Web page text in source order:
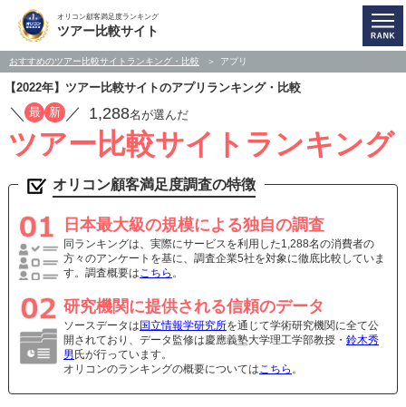
オリコン顧客満足度ランキング
ツアー比較サイト
おすすめのツアー比較サイトランキング・比較 アプリ
【2022年】ツアー比較サイトのアプリランキング・比較
／ 最 新 ／ 1,288名が選んだ
ツアー比較サイトランキング
オリコン顧客満足度調査の特徴
日本最大級の規模による独自の調査
同ランキングは、実際にサービスを利用した1,288名の消費者の
方々のアンケートを基に、調査企業5社を対象に徹底比較していま
す。調査概要はこちら 。
研究機関に提供される信頼のデータ
ソースデータは 国立情報学研究所を通じて学術研究機関に全て公
開されており、データ監修は慶應義塾大学理工学部教授・ 鈴木秀
男 氏が行っています。
オリコンのランキングの概要についてはこちら 。